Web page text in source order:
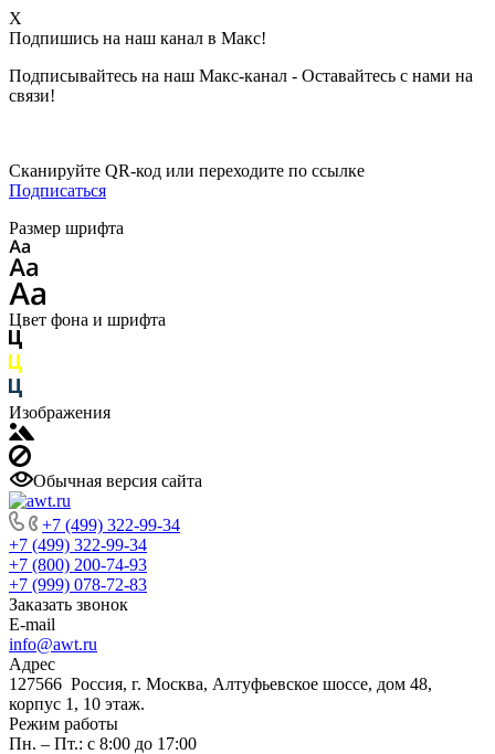
X
Подпишись на наш канал в Макс!
Подписывайтесь на наш Макс-канал - Оставайтесь с нами на
связи!
Сканируйте QR-код или переходите по ссылке
Подписаться
Размер шрифта
Цвет фона и шрифта
Изображения
Обычная версия сайта
+7 (499) 322-99-34
+7 (499) 322-99-34
+7 (800) 200-74-93
+7 (999) 078-72-83
Заказать звонок
E-mail
info@awt.ru
Адрес
127566 Россия, г. Москва, Алтуфьевское шоссе, дом 48,
корпус 1, 10 этаж.
Режим работы
Пн. – Пт.: с 8:00 до 17:00